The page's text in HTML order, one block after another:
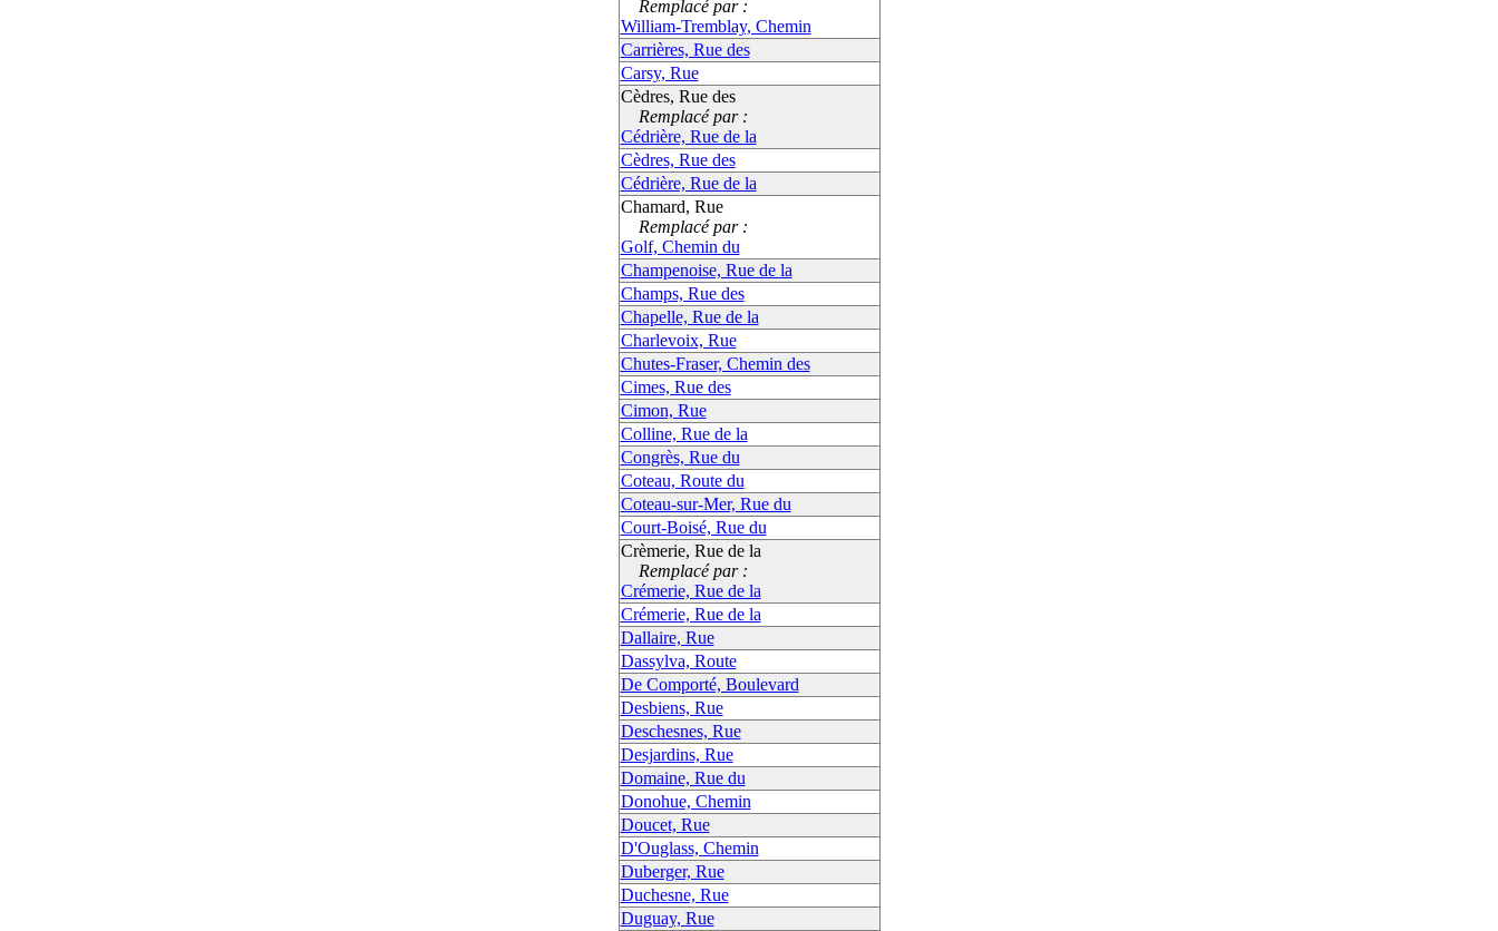
Remplacé par :
William-Tremblay, Chemin
Carrières, Rue des
Carsy, Rue
Cèdres, Rue des
Remplacé par :
Cédrière, Rue de la
Cèdres, Rue des
Cédrière, Rue de la
Chamard, Rue
Remplacé par :
Golf, Chemin du
Champenoise, Rue de la
Champs, Rue des
Chapelle, Rue de la
Charlevoix, Rue
Chutes-Fraser, Chemin des
Cimes, Rue des
Cimon, Rue
Colline, Rue de la
Congrès, Rue du
Coteau, Route du
Coteau-sur-Mer, Rue du
Court-Boisé, Rue du
Crèmerie, Rue de la
Remplacé par :
Crémerie, Rue de la
Crémerie, Rue de la
Dallaire, Rue
Dassylva, Route
De Comporté, Boulevard
Desbiens, Rue
Deschesnes, Rue
Desjardins, Rue
Domaine, Rue du
Donohue, Chemin
Doucet, Rue
D'Ouglass, Chemin
Duberger, Rue
Duchesne, Rue
Duguay, Rue